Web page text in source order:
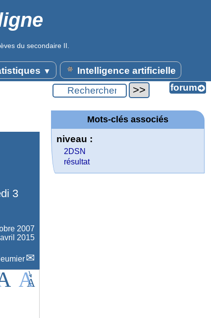
du secondaire II.
▼ Intelligence artificielle
3
2007
2015
Mots-clés associés
niveau :
2DSN
résultat